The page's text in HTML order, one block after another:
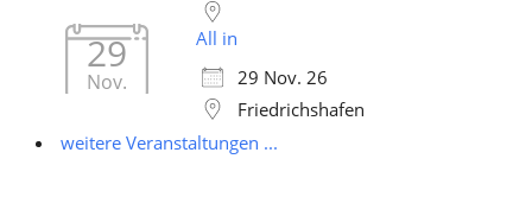
29
Nov.
All in
29 Nov. 26
Friedrichshafen
weitere Veranstaltungen ...